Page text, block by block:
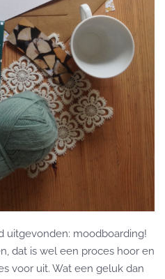
uitgevonden: moodboarding!
dat is wel een proces hoor en
voor uit. Wat een geluk dan